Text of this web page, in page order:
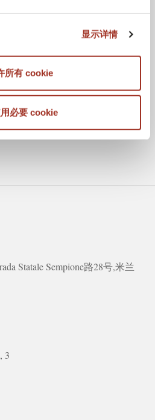
显示详情
所有 cookie
必要 cookie
Statale Sempione路28号,米兰
3